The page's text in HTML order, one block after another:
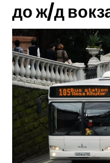
до ж/д